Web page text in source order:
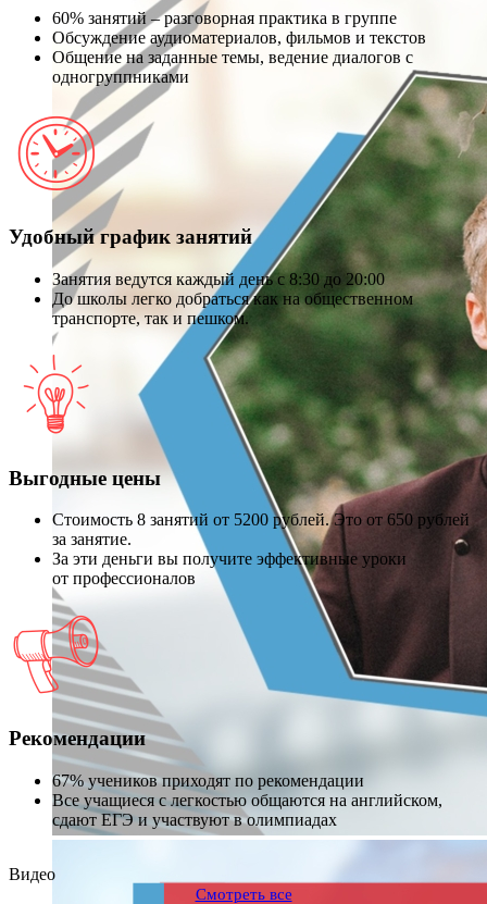
60% занятий – разговорная практика в группе
Обсуждение аудиоматериалов, фильмов и текстов
Общение на заданные темы, ведение диалогов с
одногруппниками
Удобный график занятий
Занятия ведутся каждый день с 8:30 до 20:00
До школы легко добраться как на общественном
транспорте, так и пешком.
Выгодные цены
Стоимость 8 занятий от 5200 рублей. Это от 650 рублей
за занятие.
За эти деньги вы получите эффективные уроки
от профессионалов
Рекомендации
67% учеников приходят по рекомендации
Все учащиеся с легкостью общаются на английском,
сдают ЕГЭ и участвуют в олимпиадах
Видео
Смотреть все